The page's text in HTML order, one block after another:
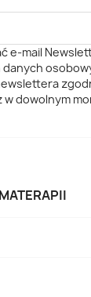
e-mail
w dowolnym